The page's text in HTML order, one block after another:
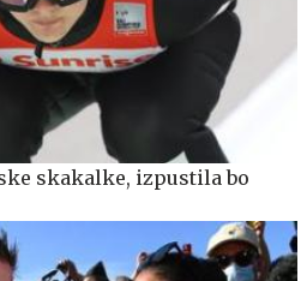
skakalke, izpustila bo